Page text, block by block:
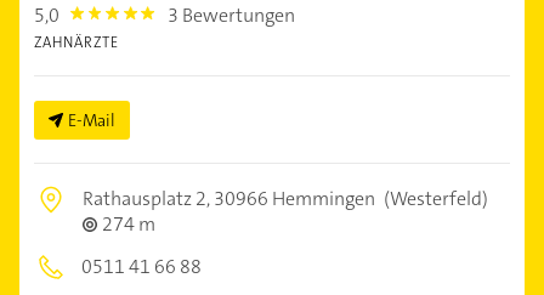
5,0 5.0 3 Bewertungen
ZAHNÄRZTE
E-Mail
Rathausplatz 2,30966 Hemmingen (Westerfeld)
274 m
0511 41 66 88